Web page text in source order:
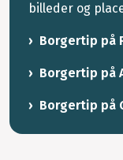
billeder og
Borgertip på
Borgertip på
Borgertip på